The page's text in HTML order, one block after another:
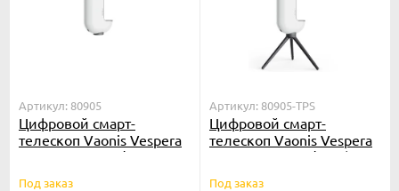
Артикул: 80905
Цифровой смарт-
телескоп Vaonis Vespera
II апохромат 50/250
Под заказ
Артикул: 80905-TPS
Цифровой смарт-
телескоп Vaonis Vespera
II апохромат 50/250 (со
Под заказ